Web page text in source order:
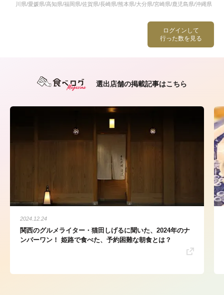
ログインして
行った数を見る
川県/愛媛県/高知県/福岡県/佐賀県/長崎県/熊本県/大分県/宮崎県/鹿児島県/沖縄県
選出店舗の掲載記事はこちら
2024.12.24
関西のグルメライター・猫田しげるに聞いた、2024年のナ
ンバーワン！ 姫路で食べた、予約困難な朝食とは？